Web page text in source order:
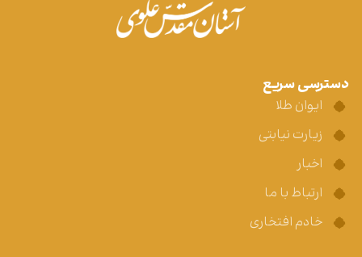
دسترسی سریع
ایوان طلا
زیارت نیابتی
اخبار
ارتباط با ما
خادم افتخاری